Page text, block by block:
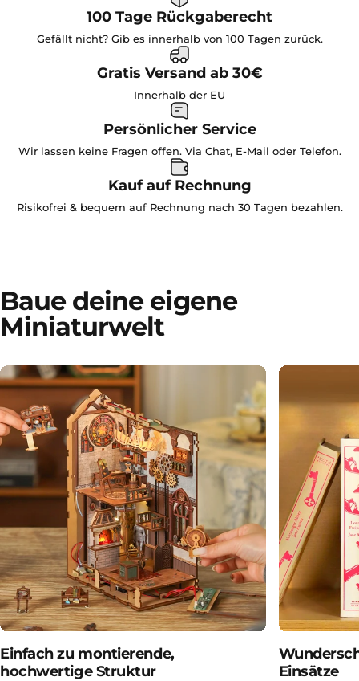
100 Tage Rückgaberecht
Gefällt nicht? Gib es innerhalb von 100 Tagen zurück.
Gratis Versand ab 30€
Innerhalb der EU
Persönlicher Service
Wir lassen keine Fragen offen. Via Chat, E-Mail oder Telefon.
Kauf auf Rechnung
Risikofrei & bequem auf Rechnung nach 30 Tagen bezahlen.
Baue deine eigene
Miniaturwelt
Einfach zu montierende,
hochwertige Struktur
Einsätze